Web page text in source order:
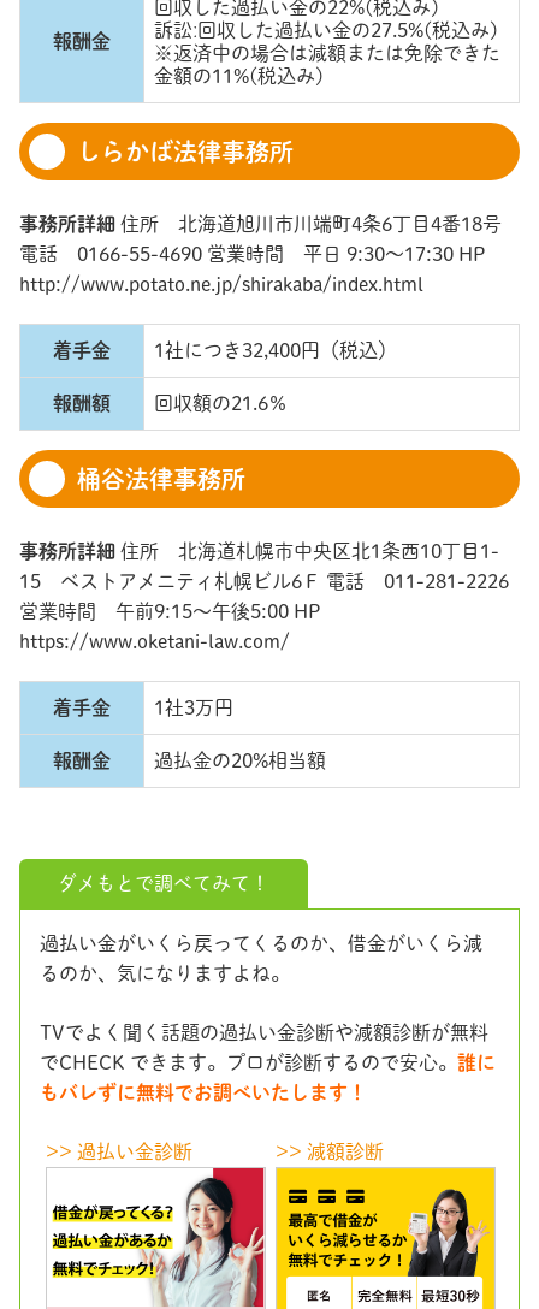
報酬金
回収した過払い金の22%(税込み)
訴訟ː回収した過払い金の27.5%(税込み)
※返済中の場合は減額または免除できた
金額の11%(税込み)
しらかば法律事務所
事務所詳細 住所 北海道旭川市川端町4条6丁目4番18号
電話 0166-55-4690 営業時間 平日 9:30～17:30 HP
http://www.potato.ne.jp/shirakaba/index.html
着手金 1社につき32,400円（税込）
報酬額 回収額の21.6％
桶谷法律事務所
事務所詳細 住所 北海道札幌市中央区北1条西10丁目1-
15 ベストアメニティ札幌ビル6Ｆ 電話 011-281-2226
営業時間 午前9:15～午後5:00 HP
https://www.oketani-law.com/
着手金 1社3万円
報酬金 過払金の20%相当額
ダメもとで調べてみて！
過払い金がいくら戻ってくるのか、借金がいくら減
るのか、気になりますよね。
TVでよく聞く話題の過払い金診断や減額診断が無料
でCHECK できます。プロが診断するので安心。 誰に
もバレずに無料でお調べいたします！
>> 過払い金診断 >> 減額診断